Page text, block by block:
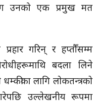
उनको एक प्रमुख मत
गरिन् र हप्तौँसम्म
बदला लिने
लागि लोकतन्त्रको
उल्लेखनीय रूपमा